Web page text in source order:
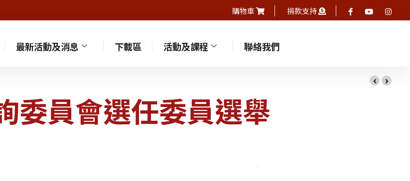
購物車 捐款支持
最新活動及消息 下載區 活動及課程 聯絡我們
委員會選任委員選舉